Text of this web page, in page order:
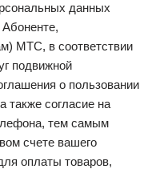
данных
МТС, в соответствии
подвижной
о пользовании
согласие на
тем самым
счете вашего
оплаты товаров,